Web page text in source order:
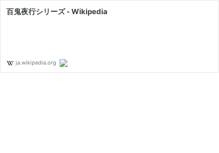
百鬼夜行シリーズ - Wikipedia
ja.wikipedia.org